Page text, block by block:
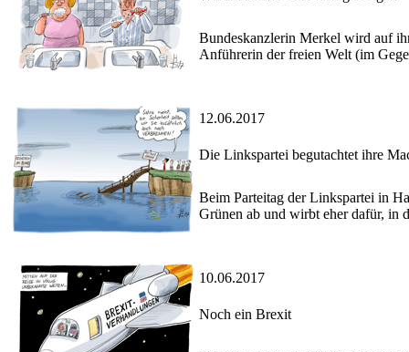
Bundeskanzlerin Merkel wird auf
Anführerin der freien Welt (im
12.06.2017
Die Linkspartei begutachtet ihre
Beim Parteitag der Linkspartei in
Grünen ab und wirbt eher dafür, in
10.06.2017
Noch ein Brexit